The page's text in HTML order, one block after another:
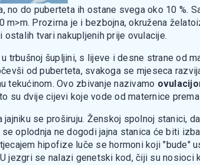
do puberteta ih ostane svega oko 10 %.
m>m. Prozirna je i bezbojna, okružena
tvari nakupljenih prije ovulacije.
trbušnoj šupljini, s lijeve i desne strane od
od puberteta, svakoga se mjeseca
tekućinom. Ovo zbivanje nazivamo
su dvije cijevi koje vode od maternice prema
se proširuju. Ženskoj spolnoj stanici,
oplodnja ne dogodi jajna stanica će biti
hipofize luče se hormoni koji "bude"
jezgri se nalazi genetski kod, čiji su nosioci